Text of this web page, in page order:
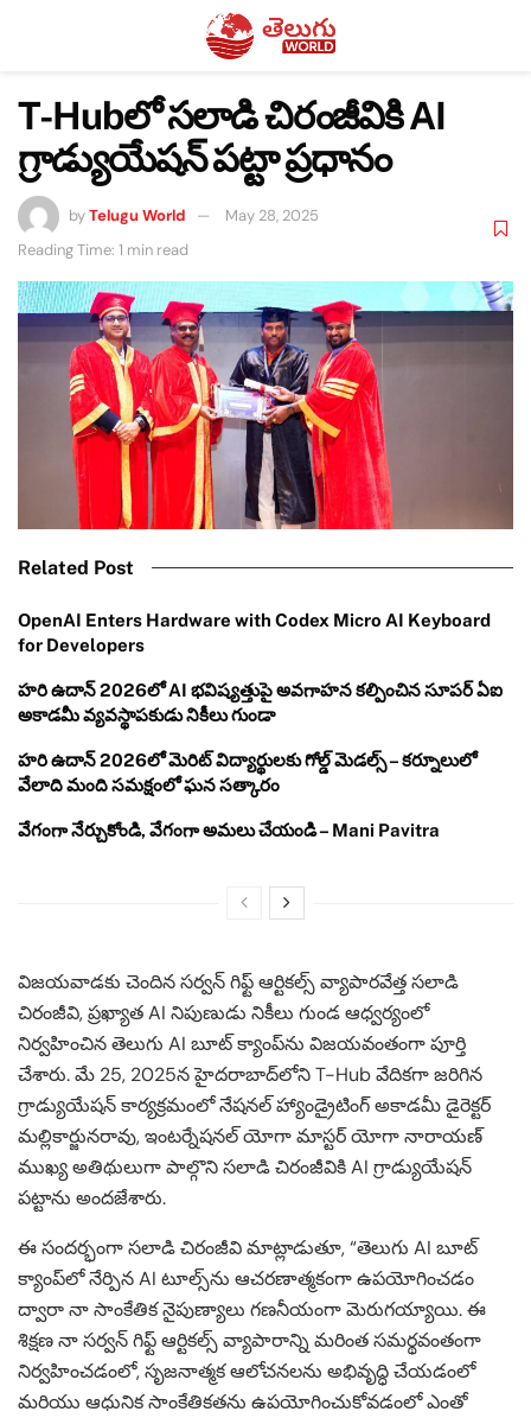
T-Hubలో సలాడి చిరంజీవికి AI
గ్రాడ్యుయేషన్ పట్టా ప్రధానం
byTelugu World
May 28, 2025
Reading Time: 1 min read
Related Post
OpenAI Enters Hardware with Codex Micro AI Keyboard
for Developers
హరి ఉదాన్ 2026లో AI భవిష్యత్తుపై అవగాహన కల్పించిన సూపర్ ఏఐ
అకాడమీ వ్యవస్థాపకుడు నికీలు గుండా
హరి ఉదాన్ 2026లో మెరిట్ విద్యార్థులకు గోల్డ్ మెడల్స్ – కర్నూలులో
వేలాది మంది సమక్షంలో ఘన సత్కారం
వేగంగా నేర్చుకోండి, వేగంగా అమలు చేయండి – Mani Pavitra
విజయవాడకు చెందిన సర్వన్ గిఫ్ట్ ఆర్టికల్స్ వ్యాపారవేత్త సలాడి
చిరంజీవి, ప్రఖ్యాత AI నిపుణుడు నికీలు గుండ ఆధ్వర్యంలో
నిర్వహించిన తెలుగు AI బూట్ క్యాంప్‌ను విజయవంతంగా పూర్తి
చేశారు. మే 25, 2025న హైదరాబాద్‌లోని T-Hub వేదికగా జరిగిన
గ్రాడ్యుయేషన్ కార్యక్రమంలో నేషనల్ హ్యాండ్రైటింగ్ అకాడమీ డైరెక్టర్
మల్లికార్జునరావు, ఇంటర్నేషనల్ యోగా మాస్టర్ యోగా నారాయణ్
ముఖ్య అతిథులుగా పాల్గొని సలాడి చిరంజీవికి AI గ్రాడ్యుయేషన్
పట్టాను అందజేశారు.
ఈ సందర్భంగా సలాడి చిరంజీవి మాట్లాడుతూ, “తెలుగు AI బూట్
క్యాంప్‌లో నేర్పిన AI టూల్స్‌ను ఆచరణాత్మకంగా ఉపయోగించడం
ద్వారా నా సాంకేతిక నైపుణ్యాలు గణనీయంగా మెరుగయ్యాయి. ఈ
శిక్షణ నా సర్వన్ గిఫ్ట్ ఆర్టికల్స్ వ్యాపారాన్ని మరింత సమర్థవంతంగా
నిర్వహించడంలో, సృజనాత్మక ఆలోచనలను అభివృద్ధి చేయడంలో
మరియు ఆధునిక సాంకేతికతను ఉపయోగించుకోవడంలో ఎంతో